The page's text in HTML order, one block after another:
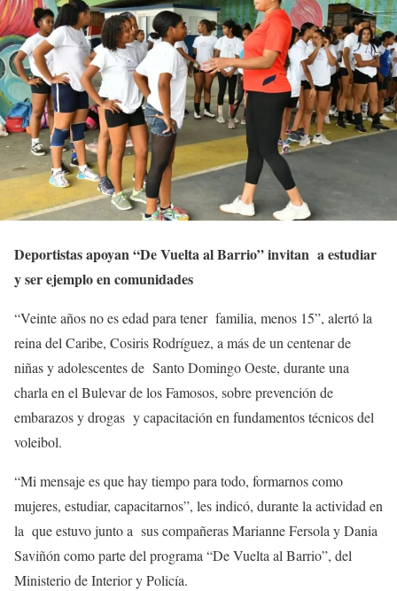
Deportistas apoyan “De Vuelta al Barrio” invitan a estudiar
y ser ejemplo en comunidades
“Veinte años no es edad para tener familia, menos 15”, alertó la
reina del Caribe, Cosiris Rodríguez, a más de un centenar de
niñas y adolescentes de Santo Domingo Oeste, durante una
charla en el Bulevar de los Famosos, sobre prevención de
embarazos y drogas y capacitación en fundamentos técnicos del
voleibol.
“Mi mensaje es que hay tiempo para todo, formarnos como
mujeres, estudiar, capacitarnos”, les indicó, durante la actividad en
la que estuvo junto a sus compañeras Marianne Fersola y Dania
Saviñón como parte del programa “De Vuelta al Barrio”, del
Ministerio de Interior y Policía.